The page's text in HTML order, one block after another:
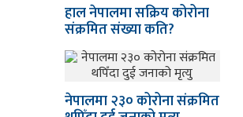
हाल नेपालमा सक्रिय कोरोना
संक्रमित संख्या कति?
नेपालमा २३० कोरोना संक्रमित